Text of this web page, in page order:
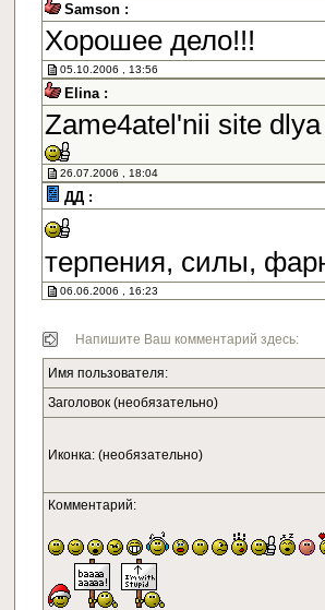
Samson :
Хорошее дело!!!
05.10.2006 , 13:56
Elina :
Zame4atel'nii site
26.07.2006 , 18:04
ДД :
терпения, силы,
06.06.2006 , 16:23
Напишите Ваш комментарий здесь:
Имя пользователя:
Заголовок (необязательно)
Иконка: (необязательно)
Комментарий: